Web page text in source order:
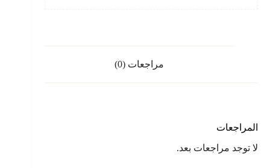
مراجعات (0)
المراجعات
لا توجد مراجعات بعد.